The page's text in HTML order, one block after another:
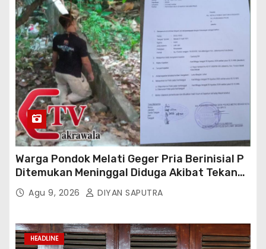
Warga Pondok Melati Geger Pria Berinisial P
Ditemukan Meninggal Diduga Akibat Tekanan
Hutang
Agu 9, 2026 DIYAN SAPUTRA
HEADLINE